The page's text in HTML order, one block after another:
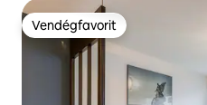
Vendégfavorit
Vendégfavorit